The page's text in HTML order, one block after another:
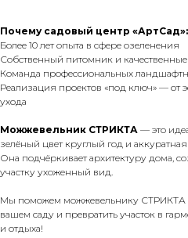
Почему садовый центр «АртСад»:
Более 10 лет опыта в сфере озеленения
Собственный питомник и
Команда профессиональных
Реализация проектов «под ключ» — от
ухода
Можжевельник СТРИКТА — это
зелёный цвет круглый год и
Она подчёркивает архитектуру дома,
участку ухоженный вид.
Мы поможем можжевельнику СТРИКТА
вашем саду и превратить участок в
и отдыха!